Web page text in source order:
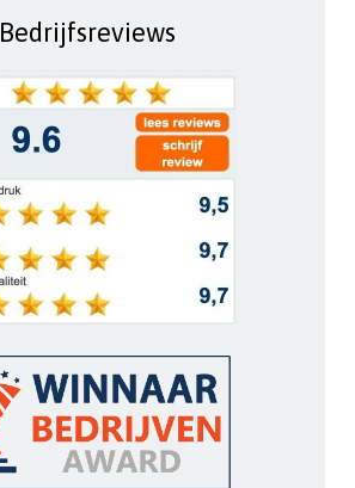
Bedrijfsreviews